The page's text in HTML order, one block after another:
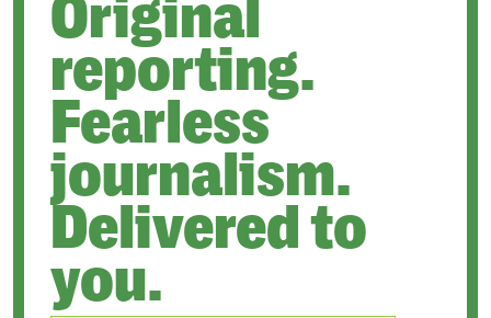
Original
reporting.
Fearless
journalism.
Delivered to
you.